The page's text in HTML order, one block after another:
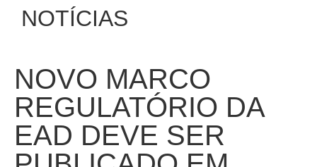
NOTÍCIAS
NOVO MARCO
REGULATÓRIO DA
EAD DEVE SER